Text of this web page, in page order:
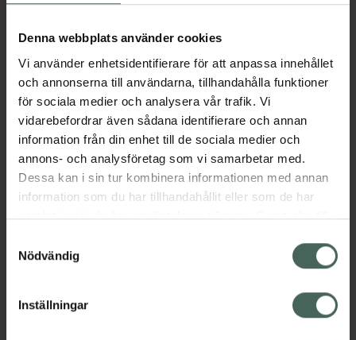
Denna webbplats använder cookies
Vi använder enhetsidentifierare för att anpassa innehållet
och annonserna till användarna, tillhandahålla funktioner
för sociala medier och analysera vår trafik. Vi
vidarebefordrar även sådana identifierare och annan
information från din enhet till de sociala medier och
annons- och analysföretag som vi samarbetar med.
Dessa kan i sin tur kombinera informationen med annan
information som du har tillhandahållit eller som de har
samlat in när du har använt deras tjänster. Samtycke till
återkalla ditt samtycke via webbplatsens
cookieinställningar. Ett återkallat samtycke påverkar inte
lagligheten av behandling som skett innan återkallelsen.
Nödvändig
Inställningar
Aktuella erbjudanden
Beskrivning Dölj
Läs alltid bipacksedeln innan
användning.
EAN:07046260664081
Bipacksedel från FASS Visa